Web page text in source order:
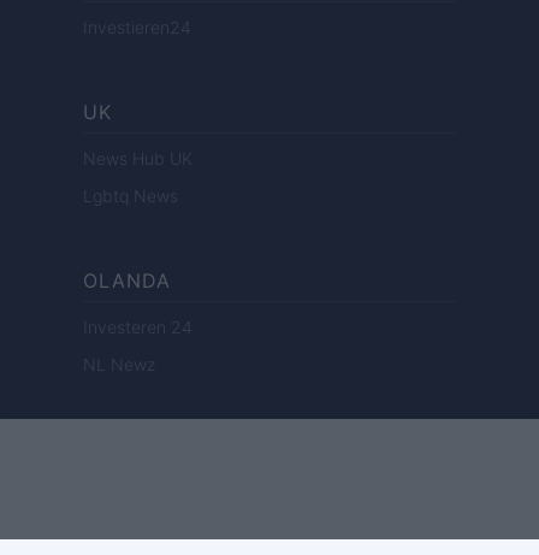
Investieren24
UK
News Hub UK
Lgbtq News
OLANDA
Investeren 24
NL Newz